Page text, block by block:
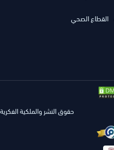
القطاع الصحي
حقوق النشر والملكية الفكرية